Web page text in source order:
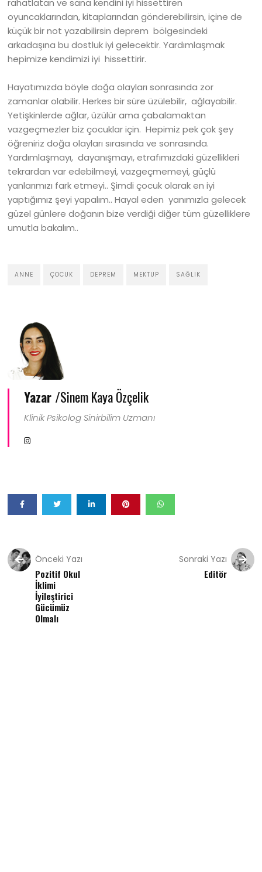
rahatlatan ve sana kendini iyi hissettiren
oyuncaklarından, kitaplarından gönderebilirsin, içine de
küçük bir not yazabilirsin deprem bölgesindeki
arkadaşına bu dostluk iyi gelecektir. Yardımlaşmak
hepimize kendimizi iyi hissettirir.
Hayatımızda böyle doğa olayları sonrasında zor
zamanlar olabilir. Herkes bir süre üzülebilir, ağlayabilir.
Yetişkinlerde ağlar, üzülür ama çabalamaktan
vazgeçmezler biz çocuklar için. Hepimiz pek çok şey
öğreniriz doğa olayları sırasında ve sonrasında.
Yardımlaşmayı, dayanışmayı, etrafımızdaki güzellikleri
tekrardan var edebilmeyi, vazgeçmemeyi, güçlü
yanlarımızı fark etmeyi.. Şimdi çocuk olarak en iyi
yaptığımız şeyi yapalım.. Hayal eden yanımızla gelecek
güzel günlere doğanın bize verdiği diğer tüm güzelliklere
umutla bakalım..
ANNE ÇOCUK DEPREM MEKTUP SAĞLIK
Yazar /Sinem Kaya Özçelik
Klinik Psikolog Sinirbilim Uzmanı
Önceki Yazı
Pozitif Okul
İklimi
İyileştirici
Gücümüz
Olmalı
Sonraki Yazı
Editör